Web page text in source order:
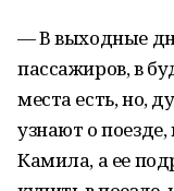
— В выходные
пассажиров, в
места есть, но,
узнают о
Камила, а ее